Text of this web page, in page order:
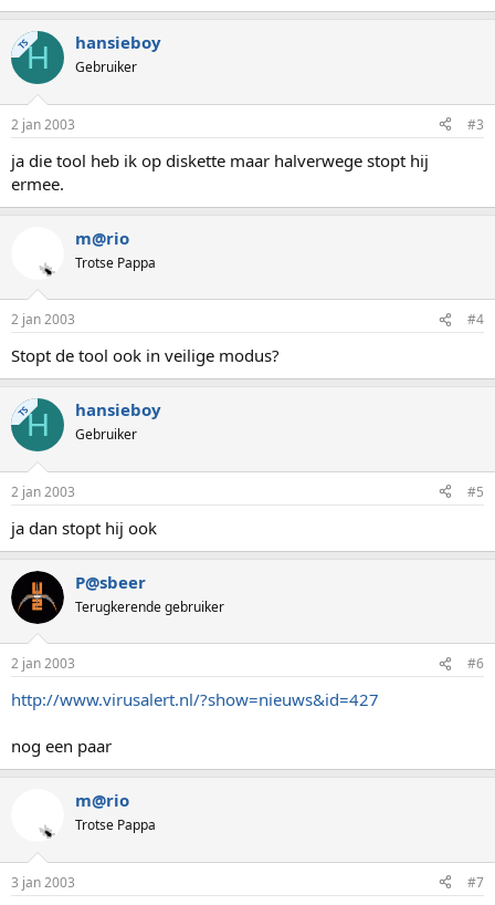
TSH hansieboy
Gebruiker
2 jan 2003 #3
ja die tool heb ik op diskette maar halverwege stopt hij
ermee.
m@rio
Trotse Pappa
2 jan 2003 #4
Stopt de tool ook in veilige modus?
TSH hansieboy
Gebruiker
2 jan 2003 #5
ja dan stopt hij ook
P@sbeer
Terugkerende gebruiker
2 jan 2003 #6
http://www.virusalert.nl/?show=nieuws&id=427
nog een paar
m@rio
Trotse Pappa
3 jan 2003 #7